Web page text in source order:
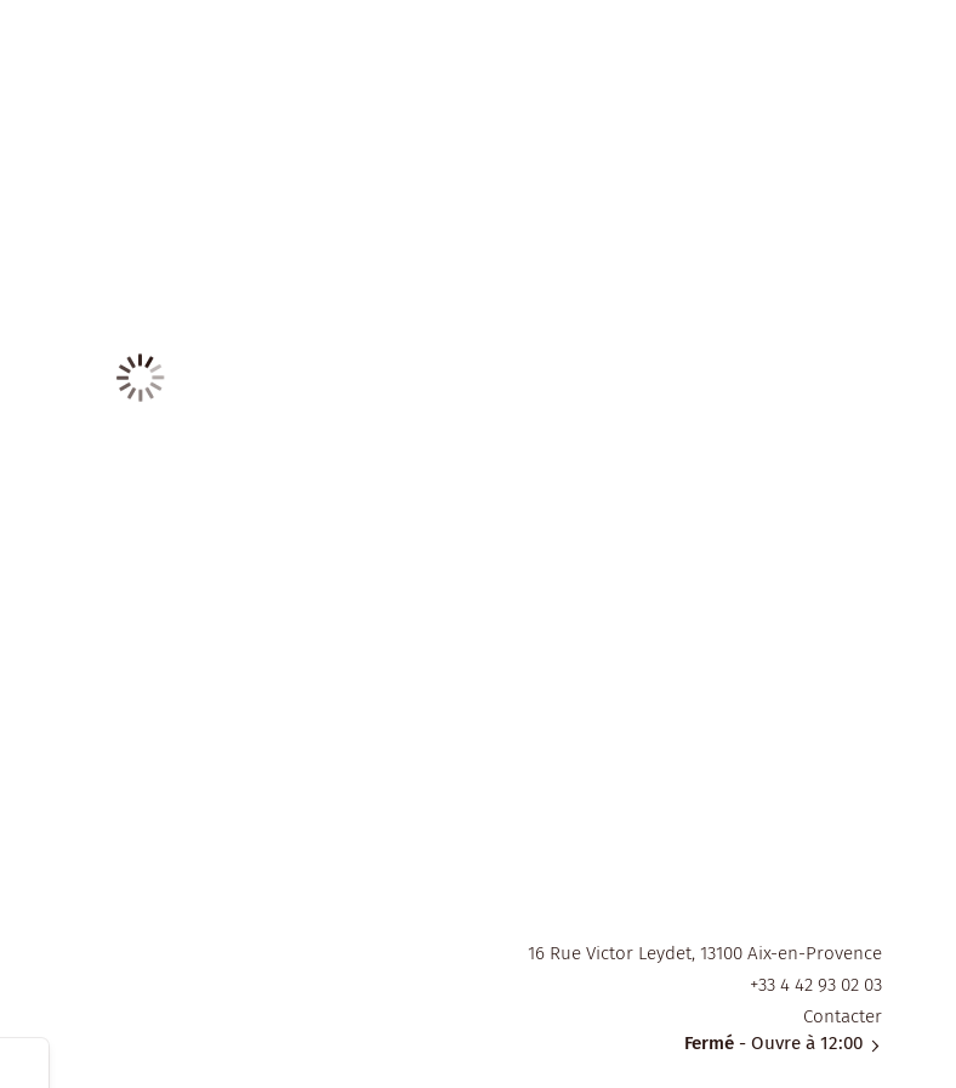
16 Rue Victor Leydet, 13100 Aix-en-Provence
+33 4 42 93 02 03
Contacter
Fermé- Ouvre à 12:00